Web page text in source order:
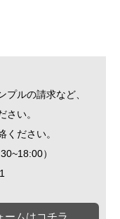
ルの請求など、
さい。
ください。
）